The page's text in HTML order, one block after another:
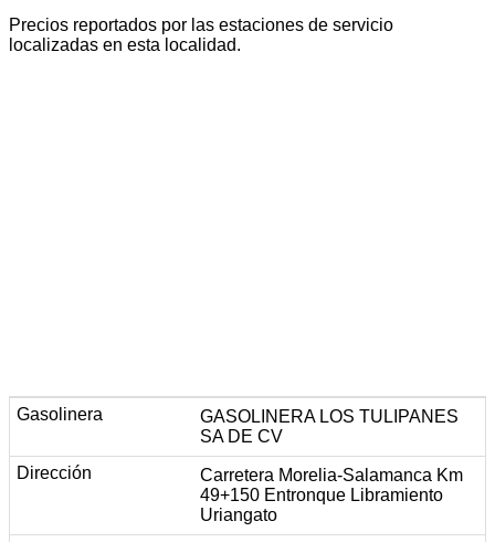
Precios reportados por las estaciones de servicio
localizadas en esta localidad.
GASOLINERA LOS TULIPANES
SA DE CV
Carretera Morelia-Salamanca Km
49+150 Entronque Libramiento
Uriangato